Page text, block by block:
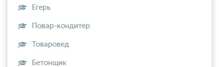
Егерь
Повар-кондитер
Товаровед
Бетонщик